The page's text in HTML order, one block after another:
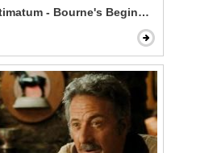
- Bourne's Beginning